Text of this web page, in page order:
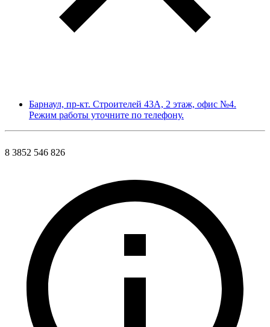
Барнаул, пр-кт. Строителей 43А, 2 этаж, офис №4.
Режим работы уточните по телефону.
8 3852 546 826